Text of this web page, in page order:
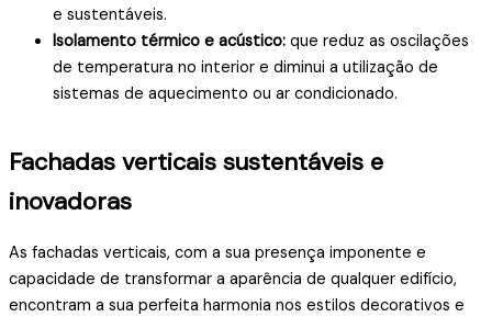
e sustentáveis.
Isolamento térmico e acústico: que reduz as oscilações
de temperatura no interior e diminui a utilização de
sistemas de aquecimento ou ar condicionado.
Fachadas verticais sustentáveis ​​e
inovadoras
As fachadas verticais, com a sua presença imponente e
capacidade de transformar a aparência de qualquer edifício,
encontram a sua perfeita harmonia nos estilos decorativos e